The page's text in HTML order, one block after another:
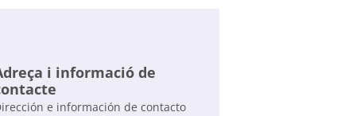
i informació de
e información de contacto